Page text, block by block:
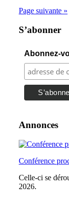
Page suivante »
S’abonner
Abonnez-
Annonces
Conférence
Celle-ci se
2026.